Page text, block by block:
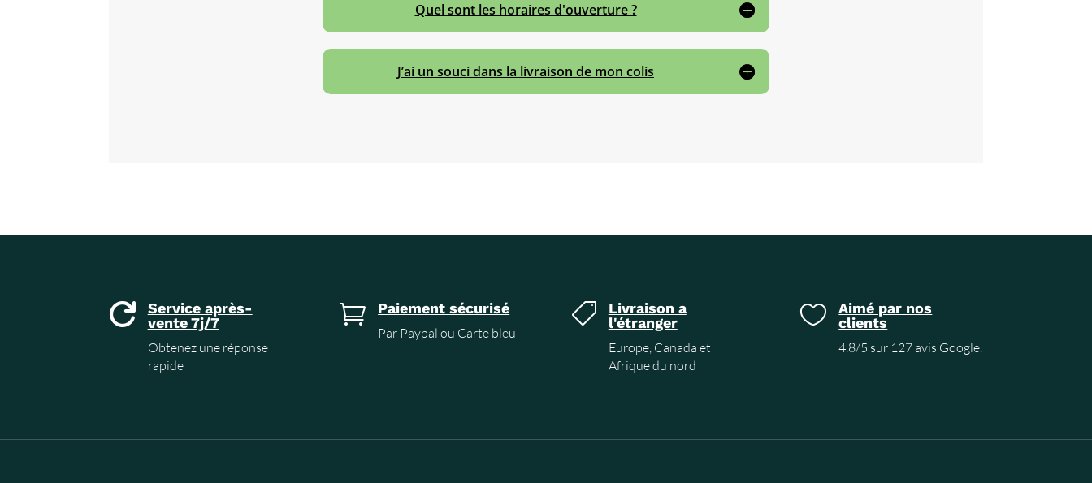
Quel sont les horaires d'ouverture ?
J’ai un souci dans la livraison de mon colis

Service après-
vente 7j/7
Obtenez une réponse
rapide
 Paiement sécurisé
Par Paypal ou Carte bleu

Livraison a
l'étranger
Europe, Canada et
Afrique du nord

Aimé par nos
clients
4.8/5 sur 127 avis Google.